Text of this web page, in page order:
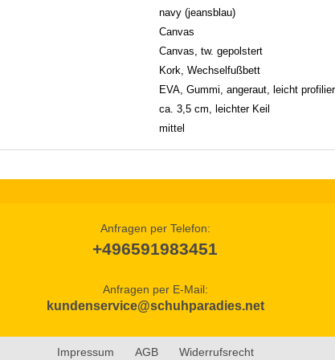
navy (jeansblau)
Canvas
Canvas, tw. gepolstert
Kork, Wechselfußbett
EVA, Gummi, angeraut, leicht
ca. 3,5 cm, leichter Keil
mittel
Anfragen per Telefon:
+496591983451
Anfragen per E-Mail:
kundenservice@schuhparadies.net
Impressum AGB Widerrufsrecht